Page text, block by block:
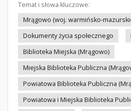
Temat i słowa kluczowe:
Mrągowo (woj. warmińsko-
Dokumenty życia społecznego
Biblioteka Miejska (Mrągowo)
Miejska Biblioteka Publiczna
Powiatowa Biblioteka Publiczna
Powiatowa i Miejska Biblioteka